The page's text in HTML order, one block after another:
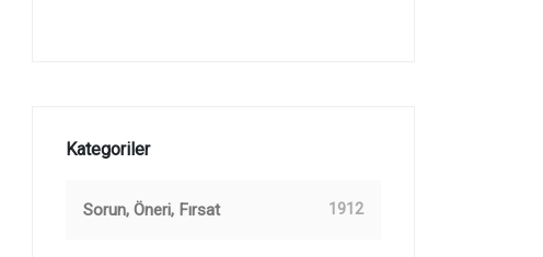
Kategoriler
Sorun, Öneri, Fırsat 1912